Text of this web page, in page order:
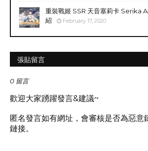
重裝戰姬 SSR 天音塞莉卡 Serika
紹
February 17, 2020
張貼留言
0 留言
歡迎大家踴躍發言&建議~
匿名發言如有網址，會審核是否為惡意
鏈接。